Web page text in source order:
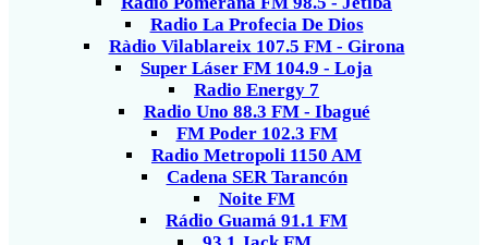
Radio La Profecia De Dios
Ràdio Vilablareix 107.5 FM - Girona
Super Láser FM 104.9 - Loja
Radio Energy 7
Radio Uno 88.3 FM - Ibagué
FM Poder 102.3 FM
Radio Metropoli 1150 AM
Cadena SER Tarancón
Noite FM
Rádio Guamá 91.1 FM